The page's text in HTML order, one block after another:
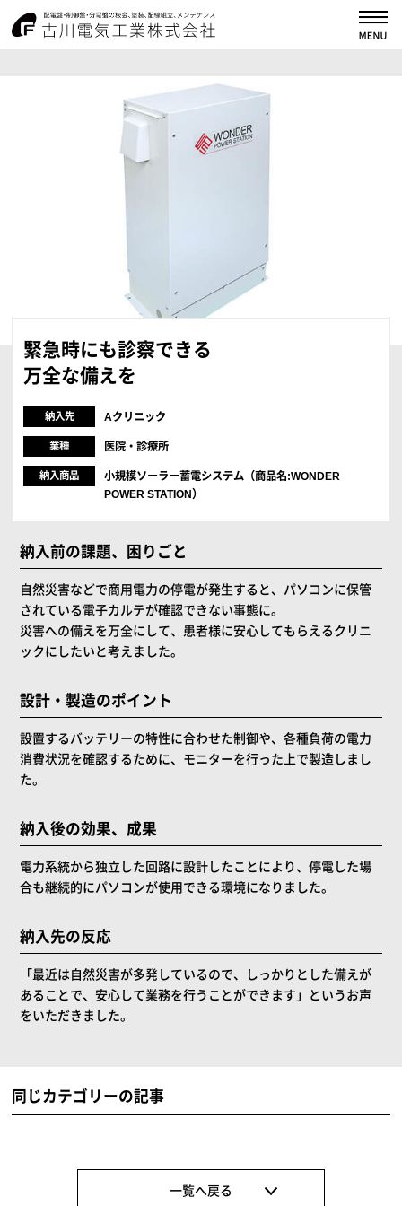
古川電気工業株式
緊急時にも診察できる
万全な備えを
納入先 Aクリニック
業種 医院・診療所
納入商品
小規模ソーラー蓄電システム（商品名:WONDER
POWER STATION）
納入前の課題、困りごと
自然災害などで商用電力の停電が発生すると、パソコンに保管
されている電子カルテが確認できない事態に。
災害への備えを万全にして、患者様に安心してもらえるクリニ
ックにしたいと考えました。
設計・製造のポイント
設置するバッテリーの特性に合わせた制御や、各種負荷の電力
消費状況を確認するために、モニターを行った上で製造しまし
た。
納入後の効果、成果
電力系統から独立した回路に設計したことにより、停電した場
合も継続的にパソコンが使用できる環境になりました。
納入先の反応
「最近は自然災害が多発しているので、しっかりとした備えが
あることで、安心して業務を行うことができます」というお声
をいただきました。
同じカテゴリーの記事
一覧へ戻る